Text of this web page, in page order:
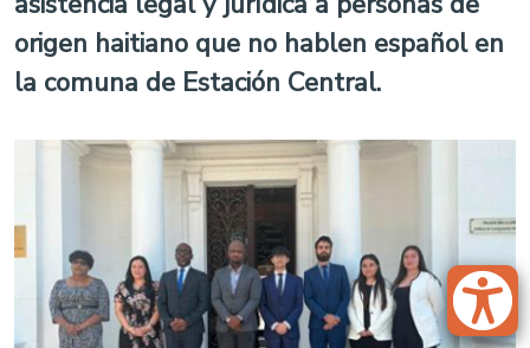
origen haitiano que no hablen español en
la comuna de Estación Central.